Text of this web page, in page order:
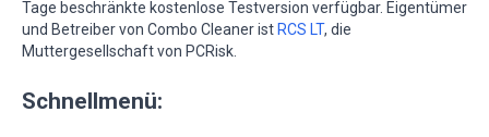
Tage beschränkte kostenlose Testversion verfügbar. Eigentümer
und Betreiber von Combo Cleaner istRCS LT, die
Muttergesellschaft von PCRisk.
Schnellmenü: